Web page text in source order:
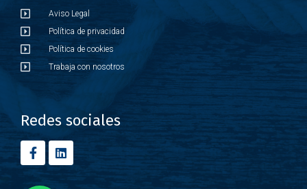
Aviso Legal
Política de privacidad
Política de cookies
Trabaja con nosotros
Redes sociales